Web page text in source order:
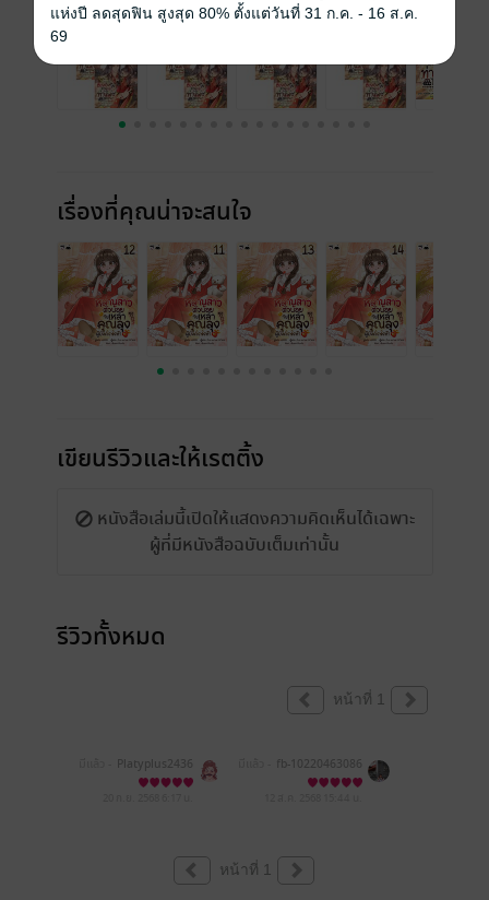
เรื่องที่คุณน่าจะสนใจ
เขียนรีวิวและให้เรตติ้ง
หนังสือเล่มนี้เปิดให้แสดงความคิดเห็นได้เฉพาะ
ผู้ที่มีหนังสือฉบับเต็มเท่านั้น
รีวิวทั้งหมด
หน้าที่ 1
Platyplus2436
fb-10220463086
664049
หน้าที่ 1
แห่งปี ลดสุดฟิน สูงสุด 80% ตั้งแต่วันที่ 31 ก.ค. - 16 ส.ค.
69